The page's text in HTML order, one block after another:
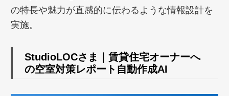
の特長や魅力が直感的に伝わるような情報設計を
実施。
StudioLOCさま｜賃貸住宅オーナーへ
の空室対策レポート自動作成AI